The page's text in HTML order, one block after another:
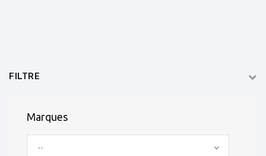
FILTRE
Marques
--